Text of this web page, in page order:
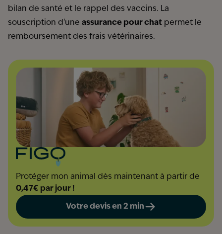
bilan de santé et le rappel des vaccins. La
souscription d'une assurance pour chat permet le
remboursement des frais vétérinaires.
Protéger mon animal dès maintenant à partir de
0,47€ par jour !
Votre devis en 2 min